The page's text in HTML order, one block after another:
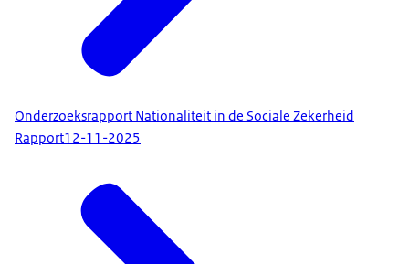
Onderzoeksrapport Nationaliteit in de Sociale Zekerheid
Rapport12-11-2025